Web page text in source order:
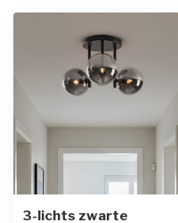
3-lichts zwarte